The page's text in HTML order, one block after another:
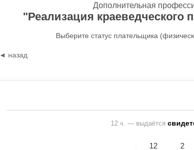
Дополнительная
"Реализация
Выберите статус плательщика
◄ назад
12 ч. — выдаётся
12
2